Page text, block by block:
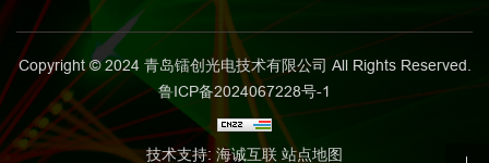
Copyright © 2024 青岛镭创光电技术有限公司 All Rights Reserved.
鲁ICP备2024067228号-1
技术支持: 海诚互联 站点地图